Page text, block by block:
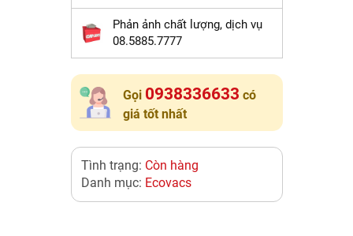
Phản ảnh chất lượng, dịch vụ
08.5885.7777
Gọi 0938336633 có
giá tốt nhất
Tình trạng: Còn hàng
Danh mục: Ecovacs